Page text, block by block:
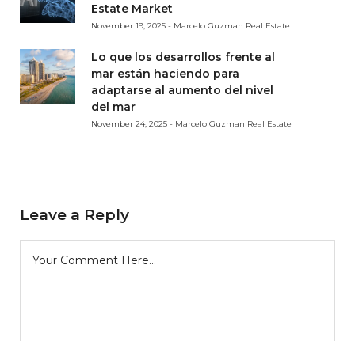
Estate Market
November 19, 2025 - Marcelo Guzman Real Estate
Lo que los desarrollos frente al
mar están haciendo para
adaptarse al aumento del nivel
del mar
November 24, 2025 - Marcelo Guzman Real Estate
Leave a Reply